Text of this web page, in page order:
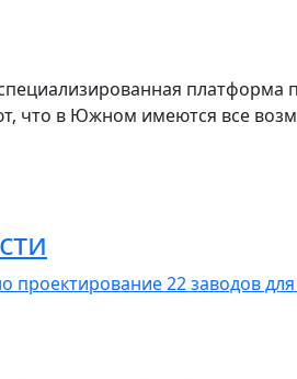
платформа
что в Южном имеются все
22 заводов